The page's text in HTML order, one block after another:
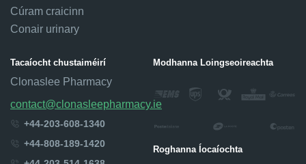
Cúram craicinn
Conair urinary
Tacaíocht chustaiméirí
Clonaslee Pharmacy
contact@clonasleepharmacy.ie
+44-203-608-1340
+44-808-189-1420
Modhanna Loingseoireachta
Roghanna Íocaíochta